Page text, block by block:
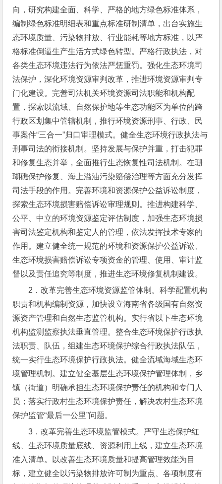
向，研究构建全面、科学、严格的地方绿色标准体系，
编制绿色标准明细表和重点标准研制清单，出台实施生
态环境质量、污染物排放、行业能耗等地方标准，以严
格标准倒逼生产生活方式绿色转型。严格行政执法，对
各类生态环境违法行为依法严惩重罚。强化生态环境司
法保护，深化环境资源审判改革，推进环境资源审判专
门化建设。完善司法机关环境资源司法职能和机构配
置，探索以流域、自然保护地等生态功能区为单位的跨
行政区划集中管辖机制，推行环境资源刑事、行政、民
事案件“三合一”归口审理模式。健全生态环境行政执法与
刑事司法的衔接机制。坚持发展与保护并重，打击犯罪
和修复生态并举，全面推行生态恢复性司法机制。在珊
瑚礁保护修复、海上溢油污染赔偿治理等方面充分发挥
司法手段的作用。完善环境和资源保护公益诉讼制度，
探索生态环境损害赔偿诉讼审理规则。推进构建科学、
公平、中立的环境资源鉴定评估制度，加强生态环境损
害司法鉴定机构和鉴定人的管理，依法发挥技术专家的
作用。建立健全统一规范的环境和资源保护公益诉讼、
生态环境损害赔偿诉讼专项资金的管理、使用、审计监
督以及责任追究等制度，推进生态环境修复机制建设。
2．改革完善生态环境资源监管体制。科学配置机构
职责和机构编制资源，加快设立海南省各级国有自然资
源资产管理和自然生态监管机构。实行省以下生态环境
机构监测监察执法垂直管理。整合生态环境保护行政执
法职责、队伍，组建生态环境保护综合行政执法队伍，
统一实行生态环境保护行政执法。健全流域海域生态环
境管理机制。建立健全基层生态环境保护管理体制，乡
镇（街道）明确承担生态环境保护责任的机构和专门人
员；落实行政村生态环境保护责任，解决农村生态环境
保护监管“最后一公里”问题。
3．改革完善生态环境监管模式。严守生态保护红
线、生态环境质量底线、资源利用上线，建立生态环境
准入清单。以改善生态环境质量和提高管理效能为目
标，建立健全以污染物排放许可制为重点、各项制度有